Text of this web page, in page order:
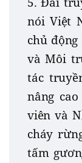
nói Việt
chủ
và Môi
tác
nâng
viên và
cháy
tấm